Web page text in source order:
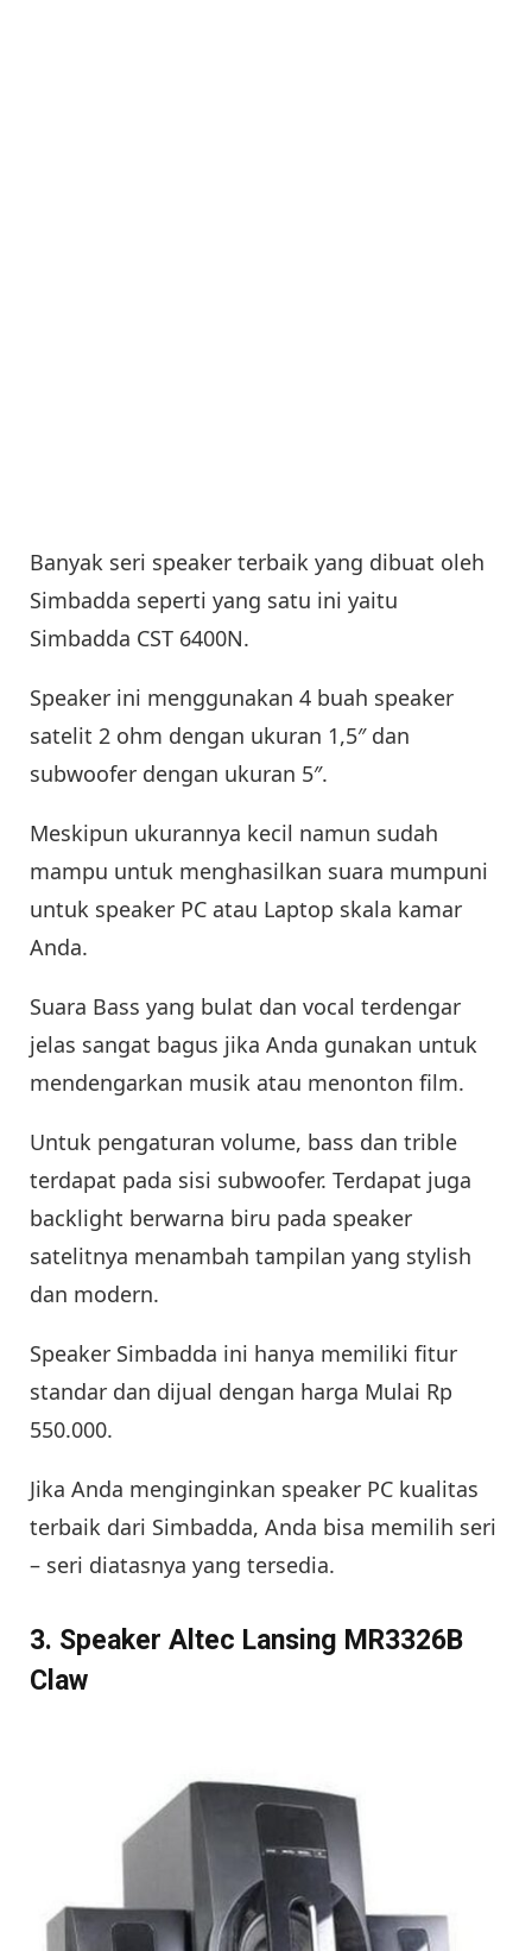
Banyak seri speaker terbaik yang dibuat oleh
Simbadda seperti yang satu ini yaitu
Simbadda CST 6400N.
Speaker ini menggunakan 4 buah speaker
satelit 2 ohm dengan ukuran 1,5″ dan
subwoofer dengan ukuran 5″.
Meskipun ukurannya kecil namun sudah
mampu untuk menghasilkan suara mumpuni
untuk speaker PC atau Laptop skala kamar
Anda.
Suara Bass yang bulat dan vocal terdengar
jelas sangat bagus jika Anda gunakan untuk
mendengarkan musik atau menonton film.
Untuk pengaturan volume, bass dan trible
terdapat pada sisi subwoofer. Terdapat juga
backlight berwarna biru pada speaker
satelitnya menambah tampilan yang stylish
dan modern.
Speaker Simbadda ini hanya memiliki fitur
standar dan dijual dengan harga Mulai Rp
550.000.
Jika Anda menginginkan speaker PC kualitas
terbaik dari Simbadda, Anda bisa memilih seri
– seri diatasnya yang tersedia.
3. Speaker Altec Lansing MR3326B
Claw